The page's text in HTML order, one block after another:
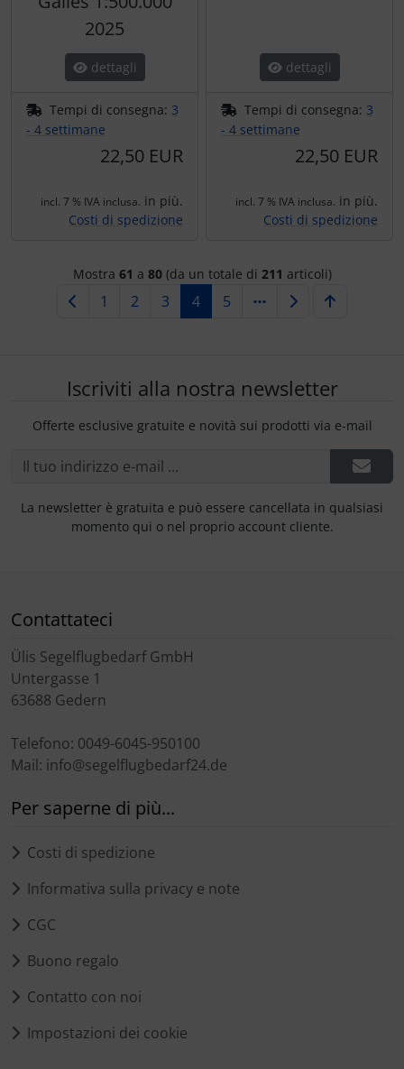
2025
dettagli
Tempi di consegna: 3
- 4 settimane
22,50 EUR
incl. 7 % IVA inclusa. in più.
Costi di spedizione
dettagli
Tempi di consegna: 3
- 4 settimane
22,50 EUR
incl. 7 % IVA inclusa. in più.
Costi di spedizione
Mostra 61 a 80(da un totale di 211 articoli)
1 2 3 4 5
Iscriviti alla nostra newsletter
Offerte esclusive gratuite e novità sui prodotti via e-mail
La newsletter è gratuita e può essere cancellata in qualsiasi
momento qui o nel proprio account cliente.
Contattateci
Ülis Segelflugbedarf GmbH
Untergasse 1
63688 Gedern
Telefono: 0049-6045-950100
Mail: info@segelflugbedarf24.de
Per saperne di più...
Costi di spedizione
Informativa sulla privacy e note
CGC
Buono regalo
Contatto con noi
Impostazioni dei cookie